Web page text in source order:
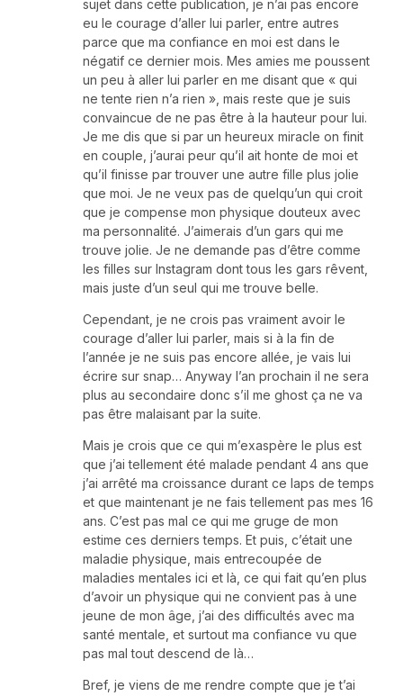
sujet dans cette publication, je n’ai pas encore
eu le courage d’aller lui parler, entre autres
parce que ma confiance en moi est dans le
négatif ce dernier mois. Mes amies me poussent
un peu à aller lui parler en me disant que « qui
ne tente rien n’a rien », mais reste que je suis
convaincue de ne pas être à la hauteur pour lui.
Je me dis que si par un heureux miracle on finit
en couple, j’aurai peur qu’il ait honte de moi et
qu’il finisse par trouver une autre fille plus jolie
que moi. Je ne veux pas de quelqu’un qui croit
que je compense mon physique douteux avec
ma personnalité. J’aimerais d’un gars qui me
trouve jolie. Je ne demande pas d’être comme
les filles sur Instagram dont tous les gars rêvent,
mais juste d’un seul qui me trouve belle.
Cependant, je ne crois pas vraiment avoir le
courage d’aller lui parler, mais si à la fin de
l’année je ne suis pas encore allée, je vais lui
écrire sur snap… Anyway l’an prochain il ne sera
plus au secondaire donc s’il me ghost ça ne va
pas être malaisant par la suite.
Mais je crois que ce qui m’exaspère le plus est
que j’ai tellement été malade pendant 4 ans que
j’ai arrêté ma croissance durant ce laps de temps
et que maintenant je ne fais tellement pas mes 16
ans. C’est pas mal ce qui me gruge de mon
estime ces derniers temps. Et puis, c’était une
maladie physique, mais entrecoupée de
maladies mentales ici et là, ce qui fait qu’en plus
d’avoir un physique qui ne convient pas à une
jeune de mon âge, j’ai des difficultés avec ma
santé mentale, et surtout ma confiance vu que
pas mal tout descend de là…
Bref, je viens de me rendre compte que je t’ai